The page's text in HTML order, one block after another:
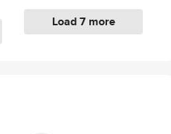
Load 7 more